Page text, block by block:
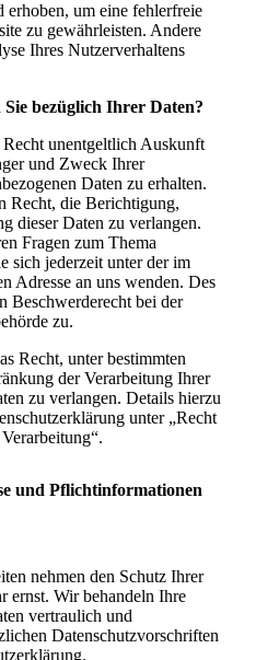
um eine fehlerfreie
zu gewährleisten. Andere
Ihres Nutzerverhaltens
Sie bezüglich Ihrer Daten?
Recht unentgeltlich Auskunft
und Zweck Ihrer
Daten zu erhalten.
Recht, die Berichtigung,
dieser Daten zu verlangen.
Fragen zum Thema
sich jederzeit unter der im
Adresse an uns wenden. Des
Beschwerderecht bei der
zu.
Recht, unter bestimmten
der Verarbeitung Ihrer
zu verlangen. Details hierzu
unter „Recht
und Pflichtinformationen
nehmen den Schutz Ihrer
ernst. Wir behandeln Ihre
vertraulich und
Datenschutzvorschriften